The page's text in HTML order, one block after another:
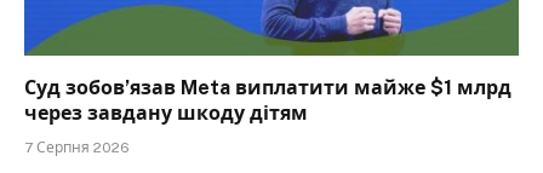
Суд зобов’язав Meta виплатити майже $1 млрд
через завдану шкоду дітям
7 Серпня 2026